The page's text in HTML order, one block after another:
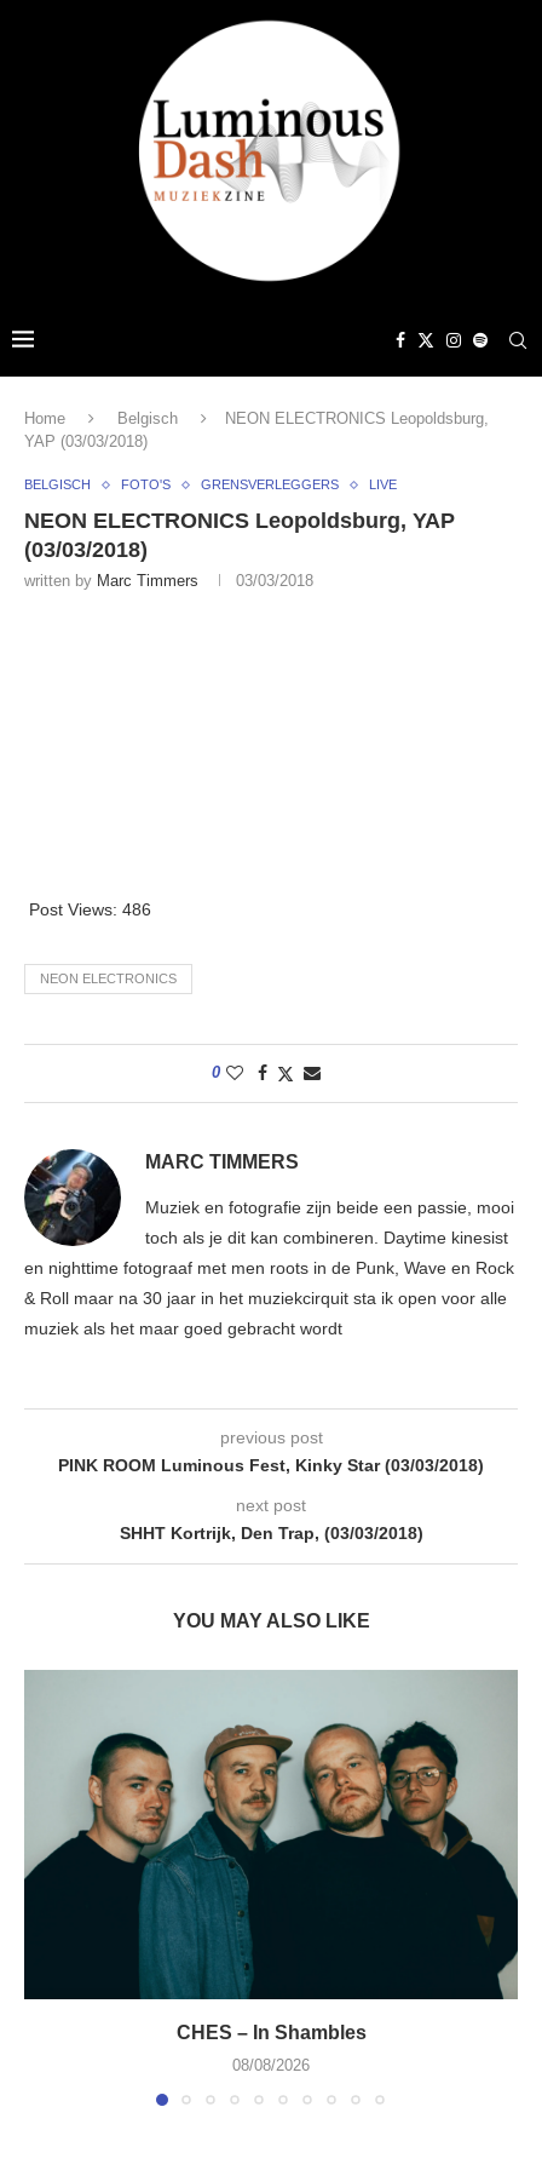
Home Belgisch
NEON ELECTRONICS Leopoldsburg,
YAP (03/03/2018)
BELGISCH FOTO'S GRENSVERLEGGERS LIVE
NEON ELECTRONICS Leopoldsburg, YAP
(03/03/2018)
written by Marc Timmers 03/03/2018
Post Views: 486
NEON ELECTRONICS
0
MARC TIMMERS
Muziek en fotografie zijn beide een passie, mooi
toch als je dit kan combineren. Daytime kinesist
en nighttime fotograaf met men roots in de Punk, Wave en Rock
& Roll maar na 30 jaar in het muziekcirquit sta ik open voor alle
muziek als het maar goed gebracht wordt
previous post
PINK ROOM Luminous Fest, Kinky Star (03/03/2018)
next post
SHHT Kortrijk, Den Trap, (03/03/2018)
YOU MAY ALSO LIKE
CHES – In Shambles
08/08/2026